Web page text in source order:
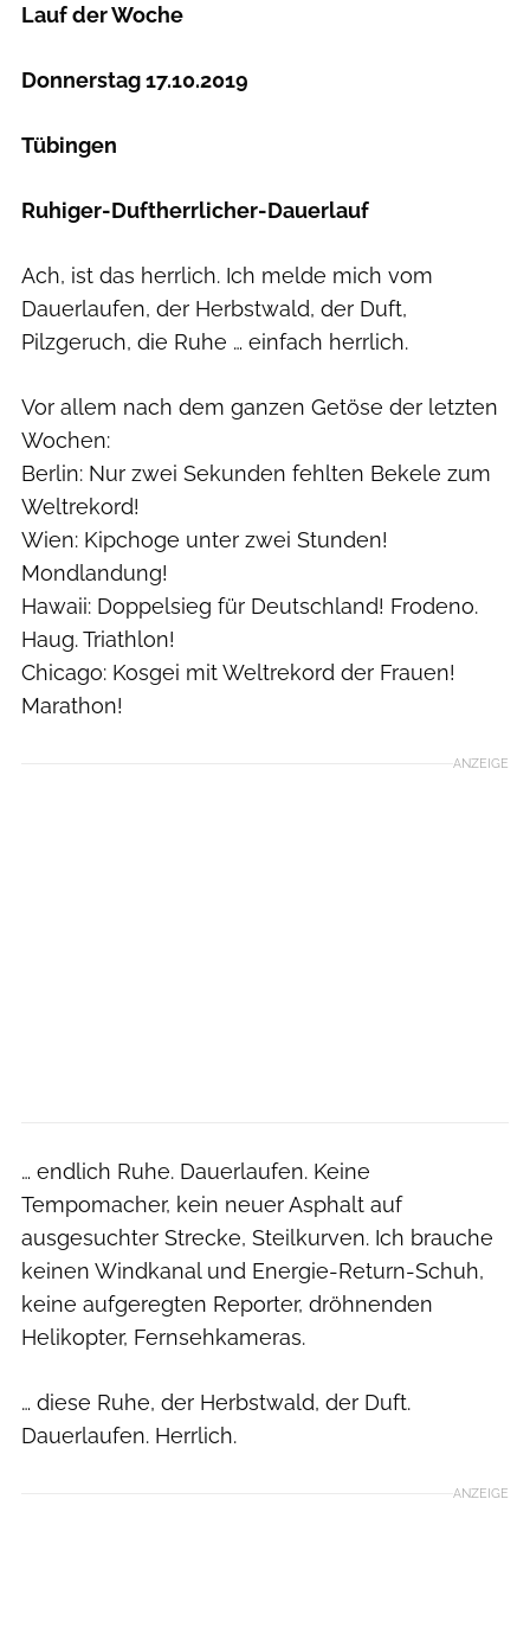
Lauf der Woche
Donnerstag 17.10.2019
Tübingen
Ruhiger-Duftherrlicher-Dauerlauf
Ach, ist das herrlich. Ich melde mich vom
Dauerlaufen, der Herbstwald, der Duft,
Pilzgeruch, die Ruhe … einfach herrlich.
Vor allem nach dem ganzen Getöse der letzten
Wochen:
Berlin: Nur zwei Sekunden fehlten Bekele zum
Weltrekord!
Wien: Kipchoge unter zwei Stunden!
Mondlandung!
Hawaii: Doppelsieg für Deutschland! Frodeno.
Haug. Triathlon!
Chicago: Kosgei mit Weltrekord der Frauen!
Marathon!
ANZEIGE
… endlich Ruhe. Dauerlaufen. Keine
Tempomacher, kein neuer Asphalt auf
ausgesuchter Strecke, Steilkurven. Ich brauche
keinen Windkanal und Energie-Return-Schuh,
keine aufgeregten Reporter, dröhnenden
Helikopter, Fernsehkameras.
… diese Ruhe, der Herbstwald, der Duft.
Dauerlaufen. Herrlich.
ANZEIGE